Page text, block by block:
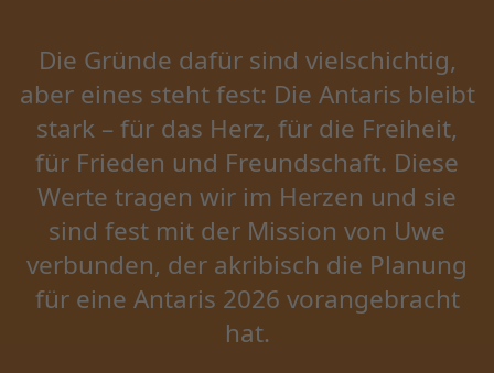
Die Gründe dafür sind vielschichtig,
aber eines steht fest: Die Antaris bleibt
stark – für das Herz, für die Freiheit,
für Frieden und Freundschaft. Diese
Werte tragen wir im Herzen und sie
sind fest mit der Mission von Uwe
verbunden, der akribisch die Planung
für eine Antaris 2026 vorangebracht
hat.